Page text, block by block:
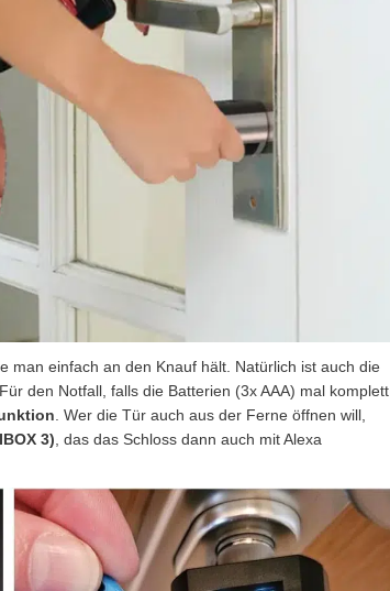
man einfach an den Knauf hält. Natürlich ist auch die
den Notfall, falls die Batterien (3x AAA) mal komplett
. Wer die Tür auch aus der Ferne öffnen will,
3) , das das Schloss dann auch mit Alexa